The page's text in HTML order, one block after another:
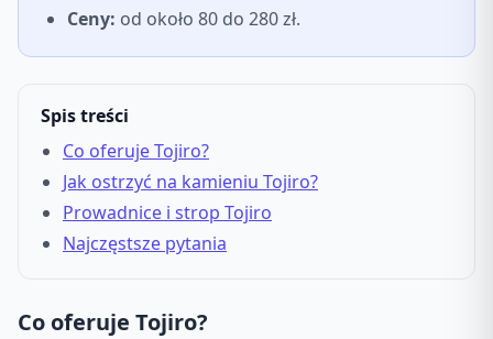
Ceny: od około 80 do 280 zł.
Spis treści
Co oferuje Tojiro?
Jak ostrzyć na kamieniu Tojiro?
Prowadnice i strop Tojiro
Najczęstsze pytania
Co oferuje Tojiro?